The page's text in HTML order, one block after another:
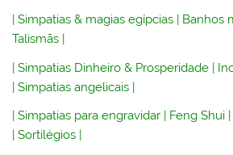
|Simpatias & magias egípcias Banhos
Talismãs
|Simpatias Dinheiro & Prosperidade |
|Simpatias angelicais |
|Simpatias para engravidar | Feng Shui
|Sortilégios |